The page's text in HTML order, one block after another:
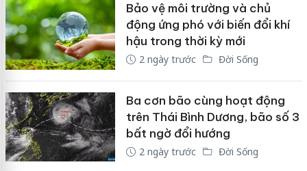
Bảo vệ môi trường và chủ
động ứng phó với biến đổi khí
hậu trong thời kỳ mới
2 ngày trước Đời Sống
Ba cơn bão cùng hoạt động
trên Thái Bình Dương, bão số 3
bất ngờ đổi hướng
2 ngày trước Đời Sống